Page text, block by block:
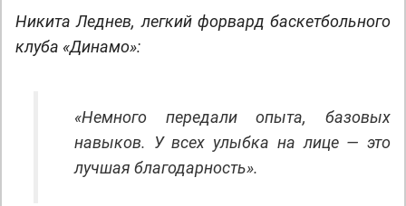
Никита Леднев, легкий форвард баскетбольного
клуба «Динамо»:
«Немного передали опыта, базовых
навыков. У всех улыбка на лице — это
лучшая благодарность».